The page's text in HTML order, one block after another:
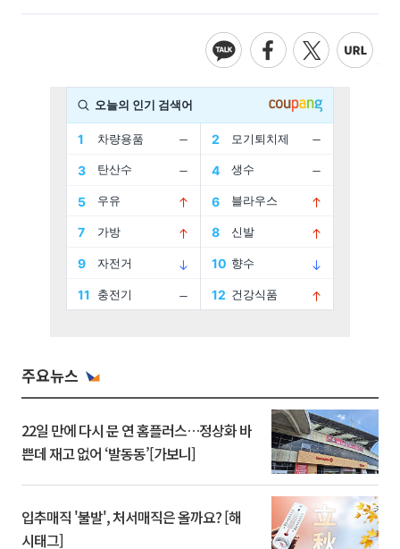
주요뉴스
22일 만에 다시 문 연 홈플러스…정상화 바
쁜데 재고 없어 ‘발동동’[가보니]
입추매직 '불발', 처서매직은 올까요? [해
시태그]